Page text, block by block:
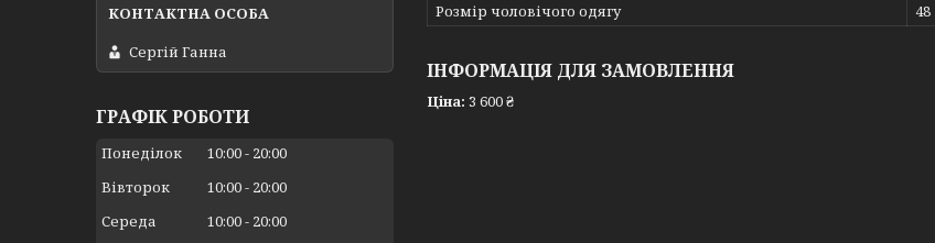
Розмір чоловічого одягу
48
ІНФОРМАЦІЯ ДЛЯ ЗАМОВЛЕННЯ
Ціна: 3 600 ₴
Сергій Ганна
ГРАФІК РОБОТИ
Понеділок 10:00
20:00
Вівторок
10:00
20:00
Середа
10:00
20:00